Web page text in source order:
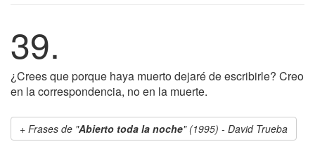
39.
¿Crees que porque haya muerto dejaré de escribirle? Creo
en la correspondencia, no en la muerte.
Frases de "Abierto toda la noche" (1995) - David Trueba